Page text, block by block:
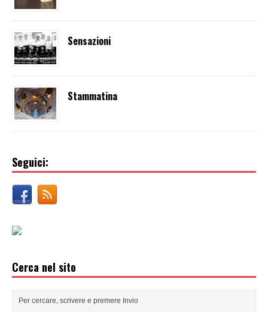
Sensazioni
Stammatina
Seguici:
Cerca nel sito